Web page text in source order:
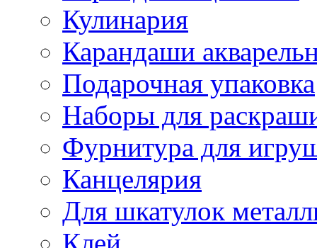
Кулинария
Карандаши
Подарочная упаковка
Наборы для
Фурнитура для
Канцелярия
Для шкатулок